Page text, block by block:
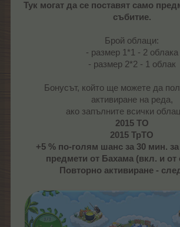
Тук могат да се поставят само
събитие.
Брой облаци:
- размер 1*1 - 2 облака
- размер 2*2 - 1 облак
Бонусът, който ще можете да
активиране на реда,
ако запълните всички
2015 ТО
2015 ТрТО
+5 % по-голям шанс за 30 мин.
предмети от Бахама (вкл. и от
Повторно активиране -